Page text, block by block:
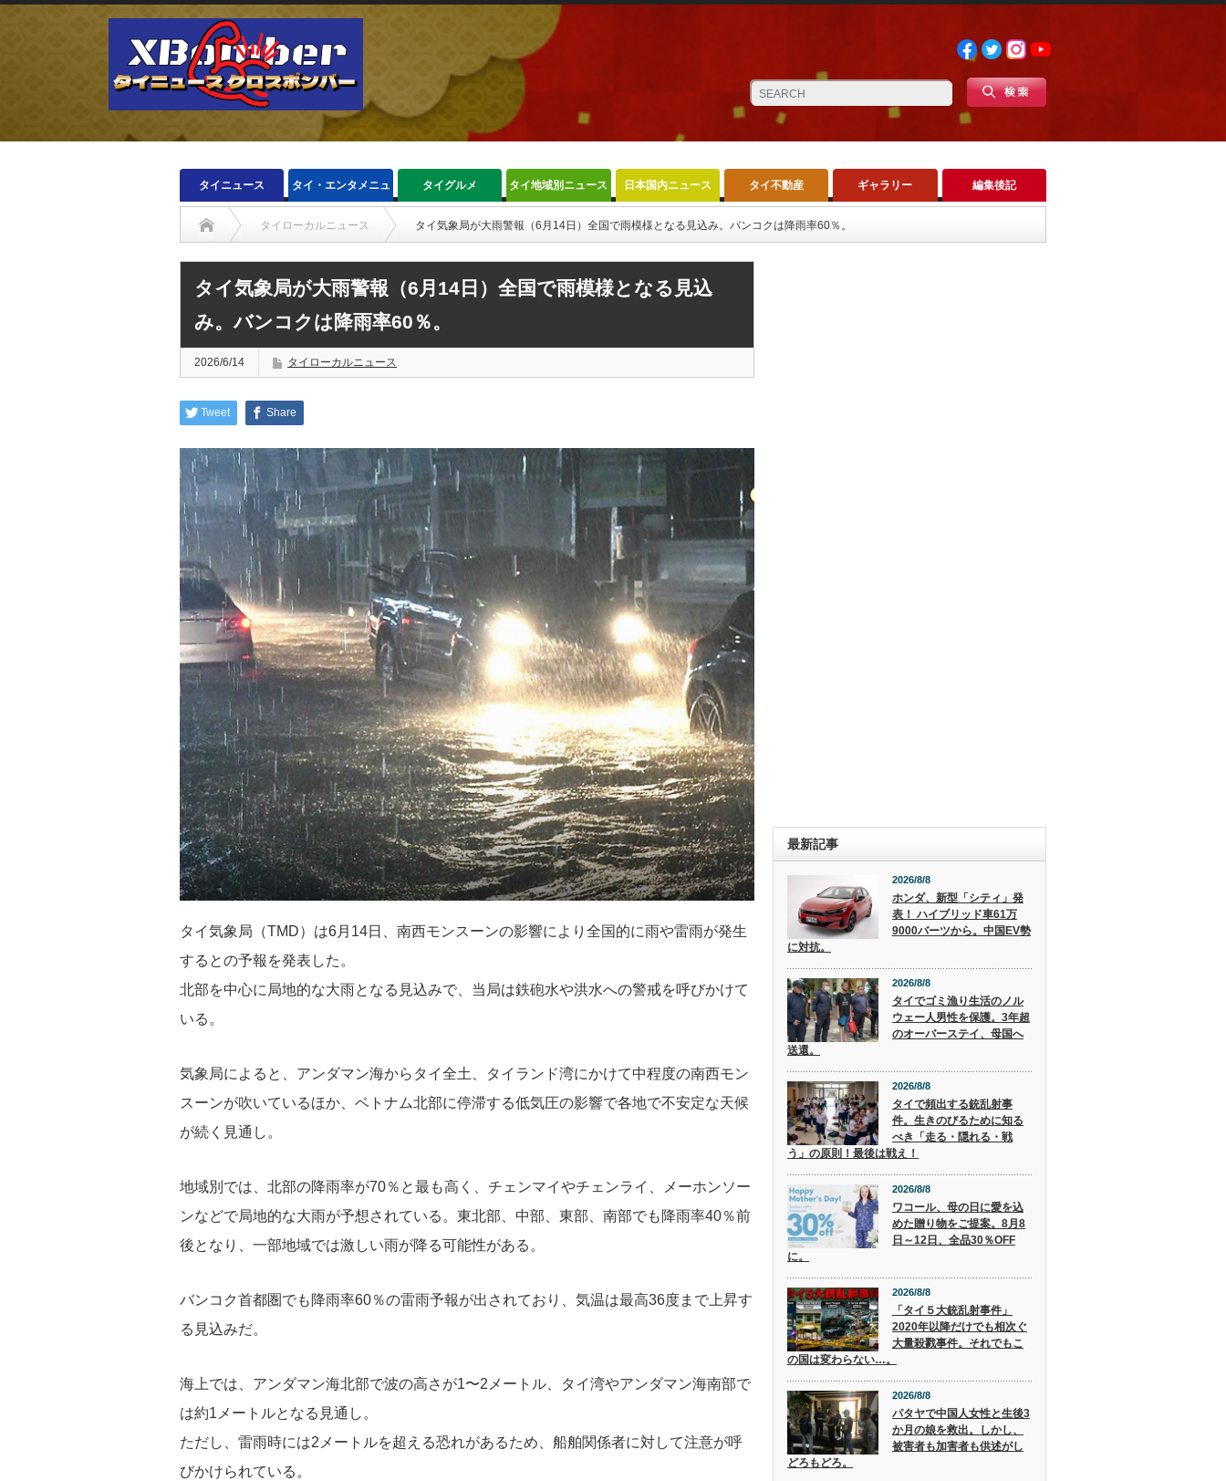
タイニュース タイ・エンタメニュ タイグルメ タイ地域別ニュース 日本国内ニュース タイ不動産 ギャラリー 編集後記
タイローカルニュース タイ気象局が大雨警報（6月14日）全国で雨模様となる見込み。バンコクは降雨率60％。
タイ気象局が大雨警報（6月14日）全国で雨模様となる見込
み。バンコクは降雨率60％。
2026/6/14 タイローカルニュース
Tweet Share
タイ気象局（TMD）は6月14日、南西モンスーンの影響により全国的に雨や雷雨が発生
するとの予報を発表した。
北部を中心に局地的な大雨となる見込みで、当局は鉄砲水や洪水への警戒を呼びかけて
いる。
気象局によると、アンダマン海からタイ全土、タイランド湾にかけて中程度の南西モン
スーンが吹いているほか、ベトナム北部に停滞する低気圧の影響で各地で不安定な天候
が続く見通し。
地域別では、北部の降雨率が70％と最も高く、チェンマイやチェンライ、メーホンソー
ンなどで局地的な大雨が予想されている。東北部、中部、東部、南部でも降雨率40％前
後となり、一部地域では激しい雨が降る可能性がある。
バンコク首都圏でも降雨率60％の雷雨予報が出されており、気温は最高36度まで上昇す
る見込みだ。
海上では、アンダマン海北部で波の高さが1〜2メートル、タイ湾やアンダマン海南部で
は約1メートルとなる見通し。
ただし、雷雨時には2メートルを超える恐れがあるため、船舶関係者に対して注意が呼
びかけられている。
最新記事
2026/8/8
ホンダ、新型「シティ」発
表！ ハイブリッド車61万
9000バーツから。中国EV勢
に対抗。
2026/8/8
タイでゴミ漁り生活のノル
ウェー人男性を保護。3年超
のオーバーステイ、母国へ
送還。
2026/8/8
タイで頻出する銃乱射事
件。生きのびるために知る
べき「走る・隠れる・戦
う」の原則！最後は戦え！
2026/8/8
ワコール、母の日に愛を込
めた贈り物をご提案。8月8
日～12日、全品30％OFF
に。
2026/8/8
「タイ５大銃乱射事件」
2020年以降だけでも相次ぐ
大量殺戮事件。それでもこ
の国は変わらない…。
2026/8/8
パタヤで中国人女性と生後3
か月の娘を救出。しかし、
被害者も加害者も供述がし
どろもどろ。